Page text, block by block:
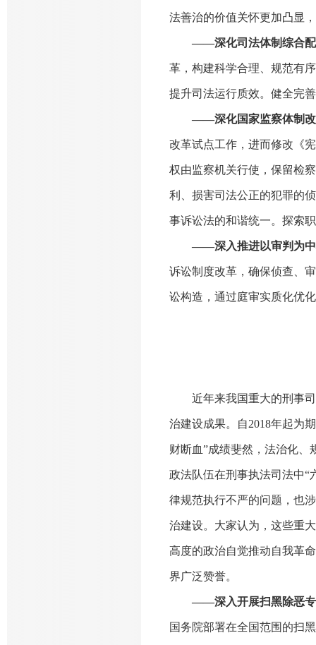
法善治的价值关怀更加凸显
——深化司法体制综合配
革，构建科学合理、规范有
提升司法运行质效。健全完
——深化国家监察体制改
改革试点工作，进而修改《
权由监察机关行使，保留检
利、损害司法公正的犯罪的
事诉讼法的和谐统一。探索
——深入推进以审判为中
诉讼制度改革，确保侦查、
讼构造，通过庭审实质化优
近年来我国重大的刑事
治建设成果。自2018年起为
财断血”成绩斐然，法治化、
政法队伍在刑事执法司法中“
律规范执行不严的问题，也
治建设。大家认为，这些重
高度的政治自觉推动自我革
界广泛赞誉。
——深入开展扫黑除恶专
国务院部署在全国范围的扫